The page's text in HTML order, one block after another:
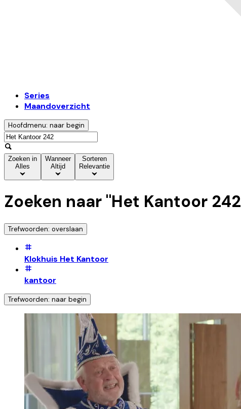
Series
Maandoverzicht
Hoofdmenu: naar begin
Zoeken in
Alles
Wanneer
Altijd
Sorteren
Relevantie
Zoeken naar "Het Kantoor 242
Trefwoorden: overslaan
Klokhuis Het Kantoor
kantoor
Trefwoorden: naar begin